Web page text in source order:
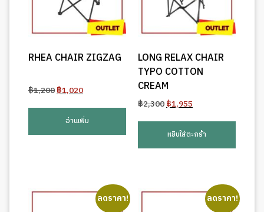
RHEA CHAIR ZIGZAG
฿1,200Original
was:
฿1,200.
฿1,020Current
is:
฿1,020.
อ่านเพิ่ม
LONG RELAX CHAIR
TYPO COTTON
CREAM
฿2,300Original
was:
฿2,300.
฿1,955
฿1,955.
หยิบใส่ตะกร้า
ลดราคา! ลดราคา!